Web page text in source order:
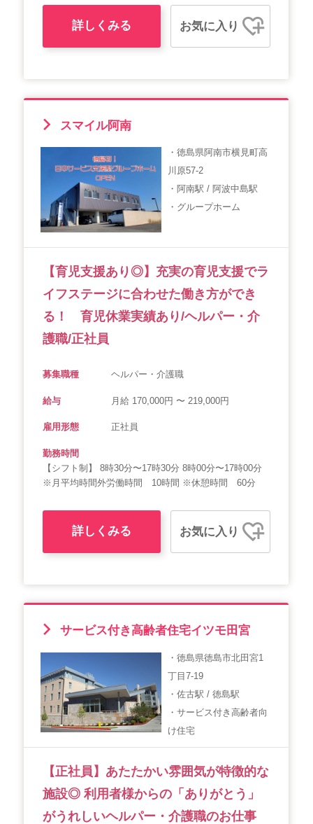
詳しくみる お気に入り
スマイル阿南
・徳島県阿南市横見町高
川原57-2
・阿南駅 / 阿波中島駅
・グループホーム
【育児支援あり◎】充実の育児支援でラ
イフステージに合わせた働き方ができ
る！ 育児休業実績あり/ヘルパー・介
護職/正社員
募集職種 ヘルパー・介護職
給与 月給 170,000円 〜 219,000円
雇用形態 正社員
勤務時間
【シフト制】 8時30分〜17時30分 8時00分〜17時00分
※月平均時間外労働時間 10時間 ※休憩時間 60分
詳しくみる お気に入り
サービス付き高齢者住宅イツモ田宮
・徳島県徳島市北田宮1
丁目7-19
・佐古駅 / 徳島駅
・サービス付き高齢者向
け住宅
【正社員】あたたかい雰囲気が特徴的な
施設◎ 利用者様からの「ありがとう」
がうれしいヘルパー・介護職のお仕事